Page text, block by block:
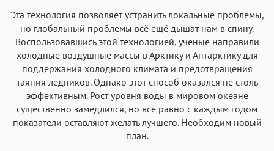
Эта технология позволяет устранить локальные проблемы,
но глобальный проблемы всё ещё дышат нам в спину.
Воспользовавшись этой технологией, ученые направили
холодные воздушные массы в Арктику и Антарктику для
поддержания холодного климата и предотвращения
таяния ледников. Однако этот способ оказался не столь
эффективным. Рост уровня воды в мировом океане
существенно замедлился, но всё равно с каждым годом
показатели оставляют желать лучшего. Необходим новый
план.